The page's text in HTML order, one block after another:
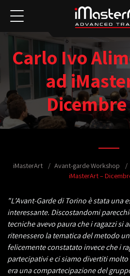
Carlo Ivo
ad
iMasterArt Avant-garde Workshop
iMasterArt –
"L’Avant-Garde di Torino è stata una
interessante. Discostandomi
tecniche avevo paura che i ragazzi si
ritenessero la tematica del metodo
felicemente constatato invece che i
partecipativi e ci siamo divertiti
era una compartecipazione del